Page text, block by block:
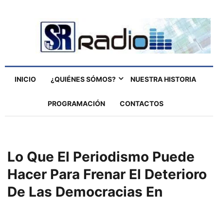
INICIO ¿QUIÉNES SÓMOS? NUESTRA HISTORIA
PROGRAMACIÓN CONTACTOS
Lo Que El Periodismo Puede
Hacer Para Frenar El Deterioro
De Las Democracias En